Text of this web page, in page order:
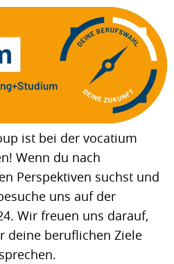
ist bei der vocatium
Wenn du nach
Perspektiven suchst und
uns auf der
Wir freuen uns darauf,
deine beruflichen Ziele